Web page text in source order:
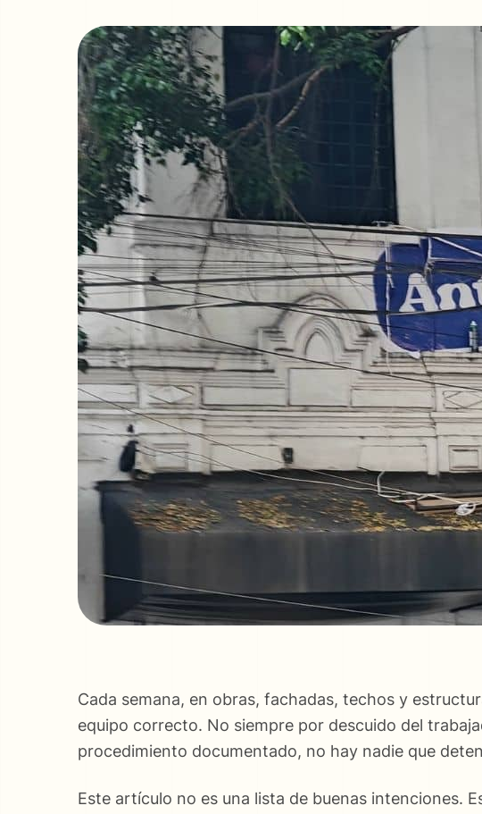
Cada semana, en obras, fachadas, techos y
equipo correcto. No siempre por descuido del
procedimiento documentado, no hay nadie que
Este artículo no es una lista de buenas intenciones.